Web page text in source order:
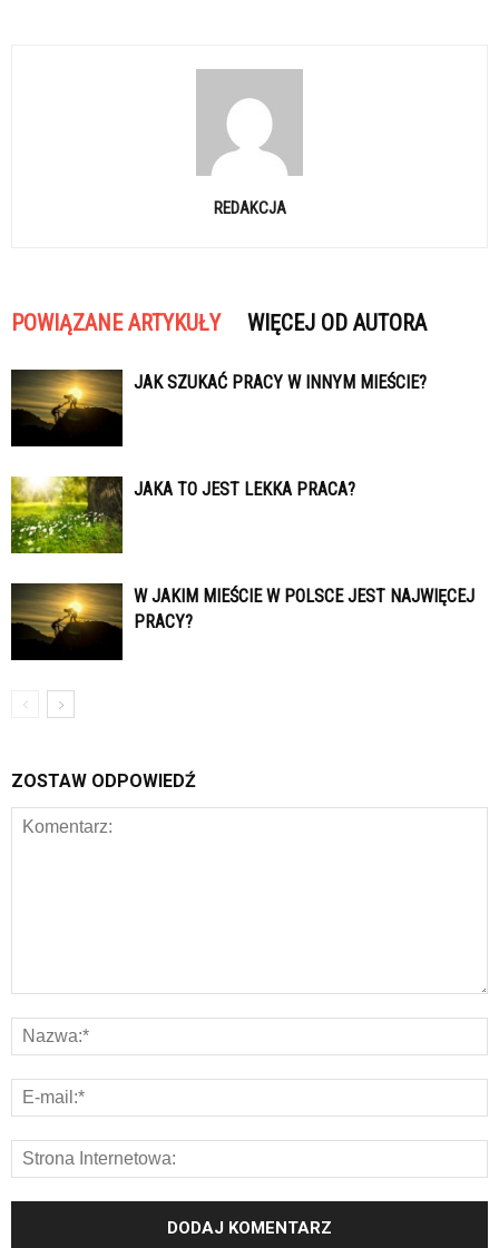
REDAKCJA
POWIĄZANE ARTYKUŁY WIĘCEJ OD AUTORA
JAK SZUKAĆ PRACY W INNYM MIEŚCIE?
JAKA TO JEST LEKKA PRACA?
W JAKIM MIEŚCIE W POLSCE JEST NAJWIĘCEJ
PRACY?
ZOSTAW ODPOWIEDŹ